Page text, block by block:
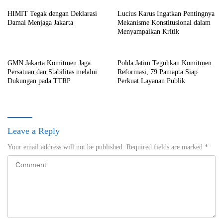
HIMIT Tegak dengan Deklarasi
Damai Menjaga Jakarta
Lucius Karus Ingatkan Pentingnya
Mekanisme Konstitusional dalam
Menyampaikan Kritik
GMN Jakarta Komitmen Jaga
Persatuan dan Stabilitas melalui
Dukungan pada TTRP
Polda Jatim Teguhkan Komitmen
Reformasi, 79 Pamapta Siap
Perkuat Layanan Publik
Leave a Reply
Your email address will not be published. Required fields are marked *